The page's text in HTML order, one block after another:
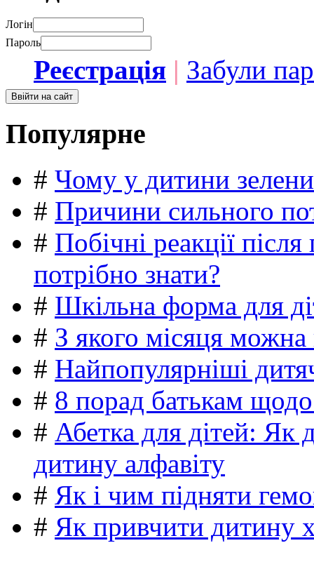
Логін
Пароль
Реєстрація | Забули
Популярне
# Чому у дитини
# Причини сильного
# Побічні реакції
потрібно знати?
# Шкільна форма для
# З якого місяця можна
# Найпопулярніші
# 8 порад батькам
# Абетка для дітей: Як
дитину алфавіту
# Як і чим підняти
# Як привчити дитину